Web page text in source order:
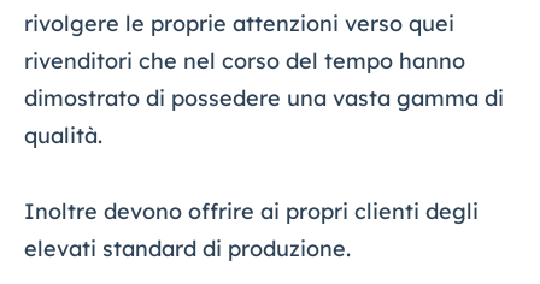
rivolgere le proprie attenzioni verso quei
rivenditori che nel corso del tempo hanno
dimostrato di possedere una vasta gamma di
qualità.
Inoltre devono offrire ai propri clienti degli
elevati standard di produzione.